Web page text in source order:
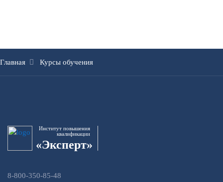
Главная Курсы обучения
Институт повышения
квалификации
«Эксперт»
8-800-350-85-48